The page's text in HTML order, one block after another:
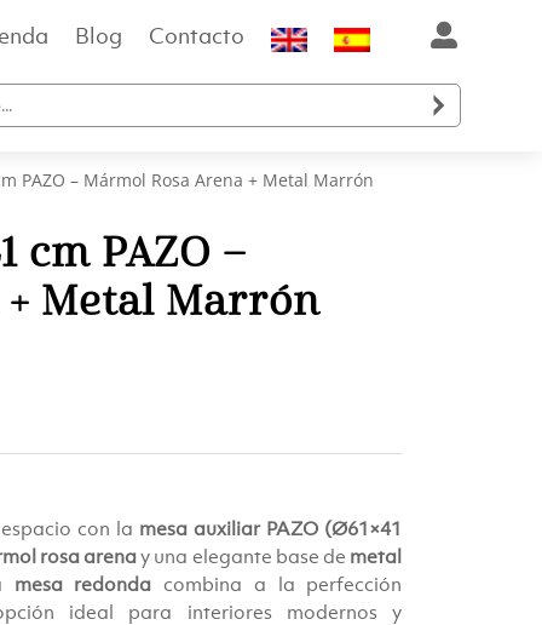

Blog Contacto
PAZO – Mármol Rosa Arena + Metal Marrón
cm PAZO –
Metal Marrón
con la mesa auxiliar PAZO (Ø61×41
rosa arenay una elegante base de metal
mesa redonda combina a la perfección
ideal para interiores modernos y